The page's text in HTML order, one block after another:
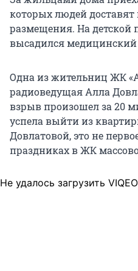
которых людей доставят
размещения. На
высадился медицинский
Одна из жительниц ЖК
радиоведущая Алла
взрыв произошел за 20
успела выйти из
Довлатовой, это не
праздниках в ЖК
Не удалось загрузить VIQEO